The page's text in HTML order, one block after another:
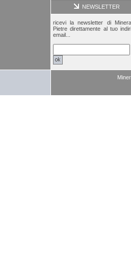
NEWSLETTER
ricevi la newsletter di
Pietre direttamente al tuo
email...